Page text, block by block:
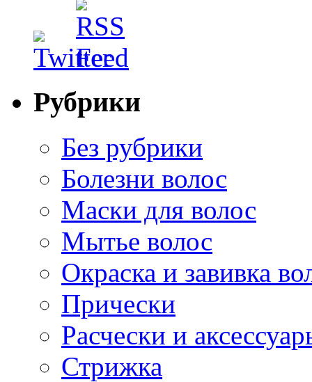
Рубрики
Без рубрики
Болезни волос
Маски для волос
Мытье волос
Окраска и завивка
Прически
Расчески и
Стрижка